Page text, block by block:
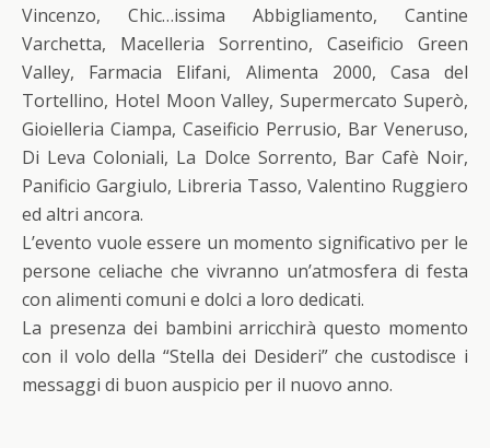
Vincenzo, Chic…issima Abbigliamento, Cantine
Varchetta, Macelleria Sorrentino, Caseificio Green
Valley, Farmacia Elifani, Alimenta 2000, Casa del
Tortellino, Hotel Moon Valley, Supermercato Superò,
Gioielleria Ciampa, Caseificio Perrusio, Bar Veneruso,
Di Leva Coloniali, La Dolce Sorrento, Bar Cafè Noir,
Panificio Gargiulo, Libreria Tasso, Valentino Ruggiero
ed altri ancora.
L’evento vuole essere un momento significativo per le
persone celiache che vivranno un’atmosfera di festa
con alimenti comuni e dolci a loro dedicati.
La presenza dei bambini arricchirà questo momento
con il volo della “Stella dei Desideri” che custodisce i
messaggi di buon auspicio per il nuovo anno.